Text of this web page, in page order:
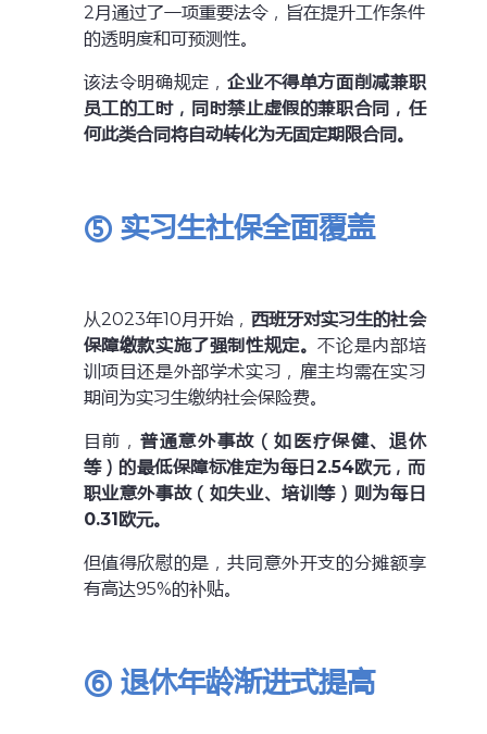
2月通过了一项重要法令，旨在提升工作条件
的透明度和可预测性。
该法令明确规定，企业不得单方面削减兼职
员工的工时，同时禁止虚假的兼职合同，任
何此类合同将自动转化为无固定期限合同。
⑤ 实习生社保全面覆盖
从2023年10月开始， 西班牙对实习生的社会
保障缴款实施了强制性规定。不论是内部培
训项目还是外部学术实习，雇主均需在实习
期间为实习生缴纳社会保险费。
目前，普通意外事故（如医疗保健、退休
等）的最低保障标准定为每日2.54欧元，而
职业意外事故（如失业、培训等）则为每日
0.31欧元。
但值得欣慰的是，共同意外开支的分摊额享
有高达95%的补贴。
⑥ 退休年龄渐进式提高